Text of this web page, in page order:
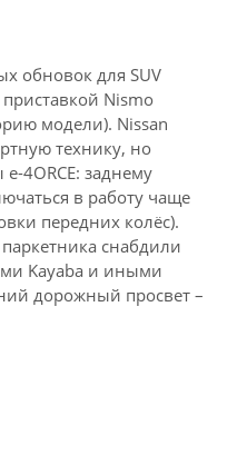
обновок для SUV
Nismo
модели). Nissan
технику, но
4ORCE: заднему
в работу чаще
передних колёс).
снабдили
Kayaba и иными
дорожный просвет –